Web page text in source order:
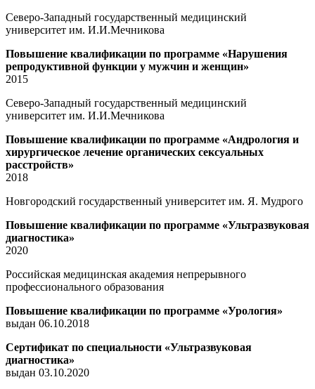
Северо-Западный государственный медицинский
университет им. И.И.Мечникова
Повышение квалификации по программе «Нарушения
репродуктивной функции у мужчин и женщин»
2015
Северо-Западный государственный медицинский
университет им. И.И.Мечникова
Повышение квалификации по программе «Андрология и
хирургическое лечение органических сексуальных
расстройств»
2018
Новгородский государственный университет им. Я. Мудрого
Повышение квалификации по программе «Ультразвуковая
диагностика»
2020
Российская медицинская академия непрерывного
профессионального образования
Повышение квалификации по программе «Урология»
выдан 06.10.2018
Сертификат по специальности «Ультразвуковая
диагностика»
выдан 03.10.2020